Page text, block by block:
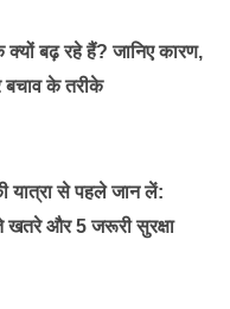
कर दिया| शमशाद
मे भारत आए| भारत मे
गुरु S N Goenka
क्यों बढ़ रहे हैं? जानिए कारण,
के तरीके
यात्रा से पहले जान लें:
और 5 जरूरी सुरक्षा